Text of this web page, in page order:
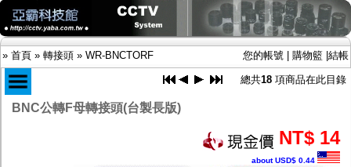
» 首頁 » 轉接頭 » WR-BNCTORF 您的帳號 購物籃 結帳
總共18 項商品在此目錄
BNC公轉F母轉接頭(台製長版)
NT$ 14
about USD$ 0.44